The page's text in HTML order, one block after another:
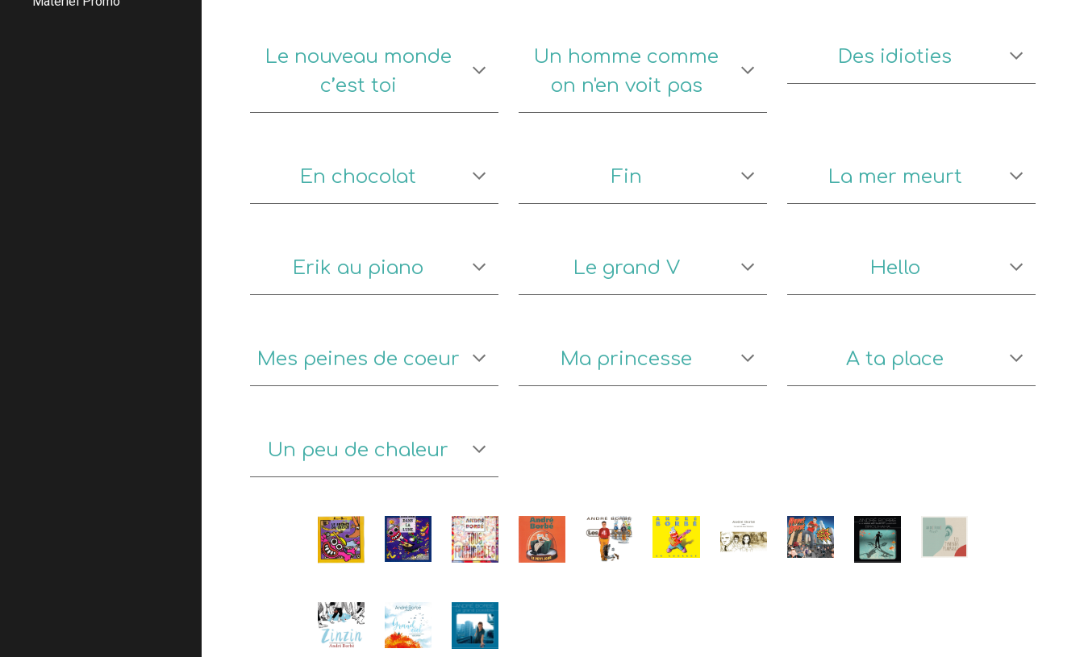
Le nouveau monde
c’est toi
Un homme comme
on n'en voit pas
Des idioties
En chocolat Fin La mer meurt
Erik au piano Le grand V Hello
Mes peines de coeur Ma princesse A ta place
Un peu de chaleur